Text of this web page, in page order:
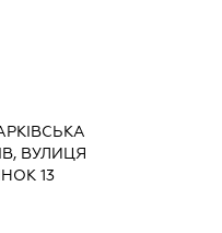
ВУЛИЦЯ
13